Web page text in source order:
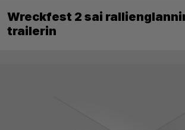
Wreckfest 2 sai
trailerin